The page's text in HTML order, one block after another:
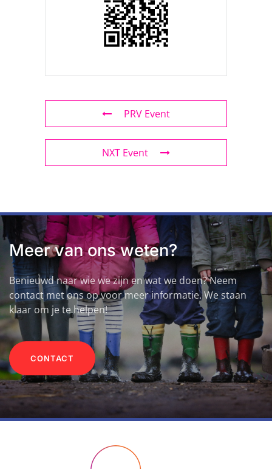
PRV Event
NXT Event
Meer van ons weten?
Benieuwd naar wie we zijn en wat we doen? Neem
contact met ons op voor meer informatie. We staan
klaar om je te helpen!
CONTACT